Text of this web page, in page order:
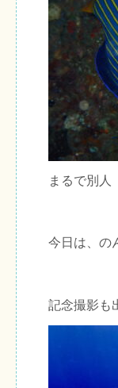
まるで別人
今日は、の
記念撮影も